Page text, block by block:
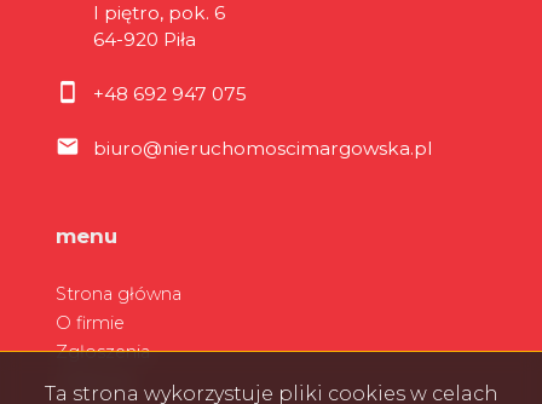
I piętro, pok. 6
64-920 Piła
+48 692 947 075
biuro@nieruchomoscimargowska.pl
menu
Strona główna
O firmie
Zgłoszenia
Ta strona wykorzystuje pliki cookies w celach